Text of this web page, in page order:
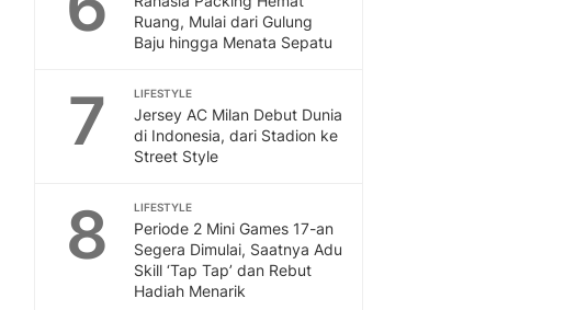
Ruang, Mulai dari Gulung
Baju hingga Menata Sepatu
7 LIFESTYLE
Jersey AC Milan Debut Dunia
di Indonesia, dari Stadion ke
Street Style
8 LIFESTYLE
Periode 2 Mini Games 17-an
Segera Dimulai, Saatnya Adu
Skill ‘Tap Tap’ dan Rebut
Hadiah Menarik